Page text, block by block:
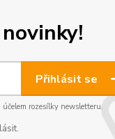
Přihlásit se
rozesílky newsletteru.